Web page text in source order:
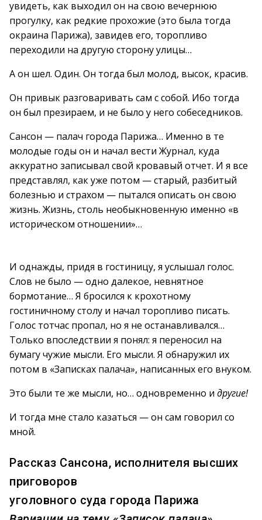
увидеть, как выходил он на свою вечернюю
прогулку, как редкие прохожие (это была тогда
окраина Парижа), завидев его, торопливо
переходили на другую сторону улицы…
А он шел. Один. Он тогда был молод, высок, красив.
Он привык разговаривать сам с собой. Ибо тогда
он был презираем, и не было у него собеседников.
Сансон — палач города Парижа… Именно в те
молодые годы он и начал вести Журнал, куда
аккуратно записывал свой кровавый отчет. И я все
представлял, как уже потом — старый, разбитый
болезнью и страхом — пытался описать он свою
жизнь. Жизнь, столь необыкновенную именно «в
историческом отношении»…
И однажды, придя в гостиницу, я услышал голос.
Слов не было — одно далекое, невнятное
бормотание… Я бросился к крохотному
гостиничному столу и начал торопливо писать.
Голос тотчас пропал, но я не останавливался…
Только впоследствии я понял: я переносил на
бумагу чужие мысли. Его мысли. Я обнаружил их
потом в «Записках палача», написанных его внуком.
Это были те же мысли, но… одновременно и другие!
И тогда мне стало казаться — он сам говорил со
мной.
Рассказ Сансона, исполнителя высших
приговоров
уголовного суда города Парижа